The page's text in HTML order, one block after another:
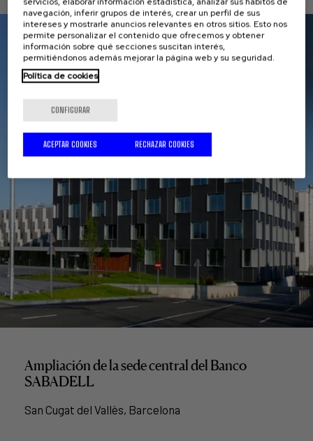
Ampliación de la sede central del Banco
SABADELL
San Cugat del Vallès, Barcelona
navegación, inferir grupos de interés, crear un perfil de sus
intereses y mostrarle anuncios relevantes en otros sitios. Esto nos
permite personalizar el contenido que ofrecemos y obtener
información sobre qué secciones suscitan interés,
permitiéndonos además mejorar la página web y su seguridad.
Política de cookies
CONFIGURAR
RECHAZAR COOKIES
ACEPTAR COOKIES